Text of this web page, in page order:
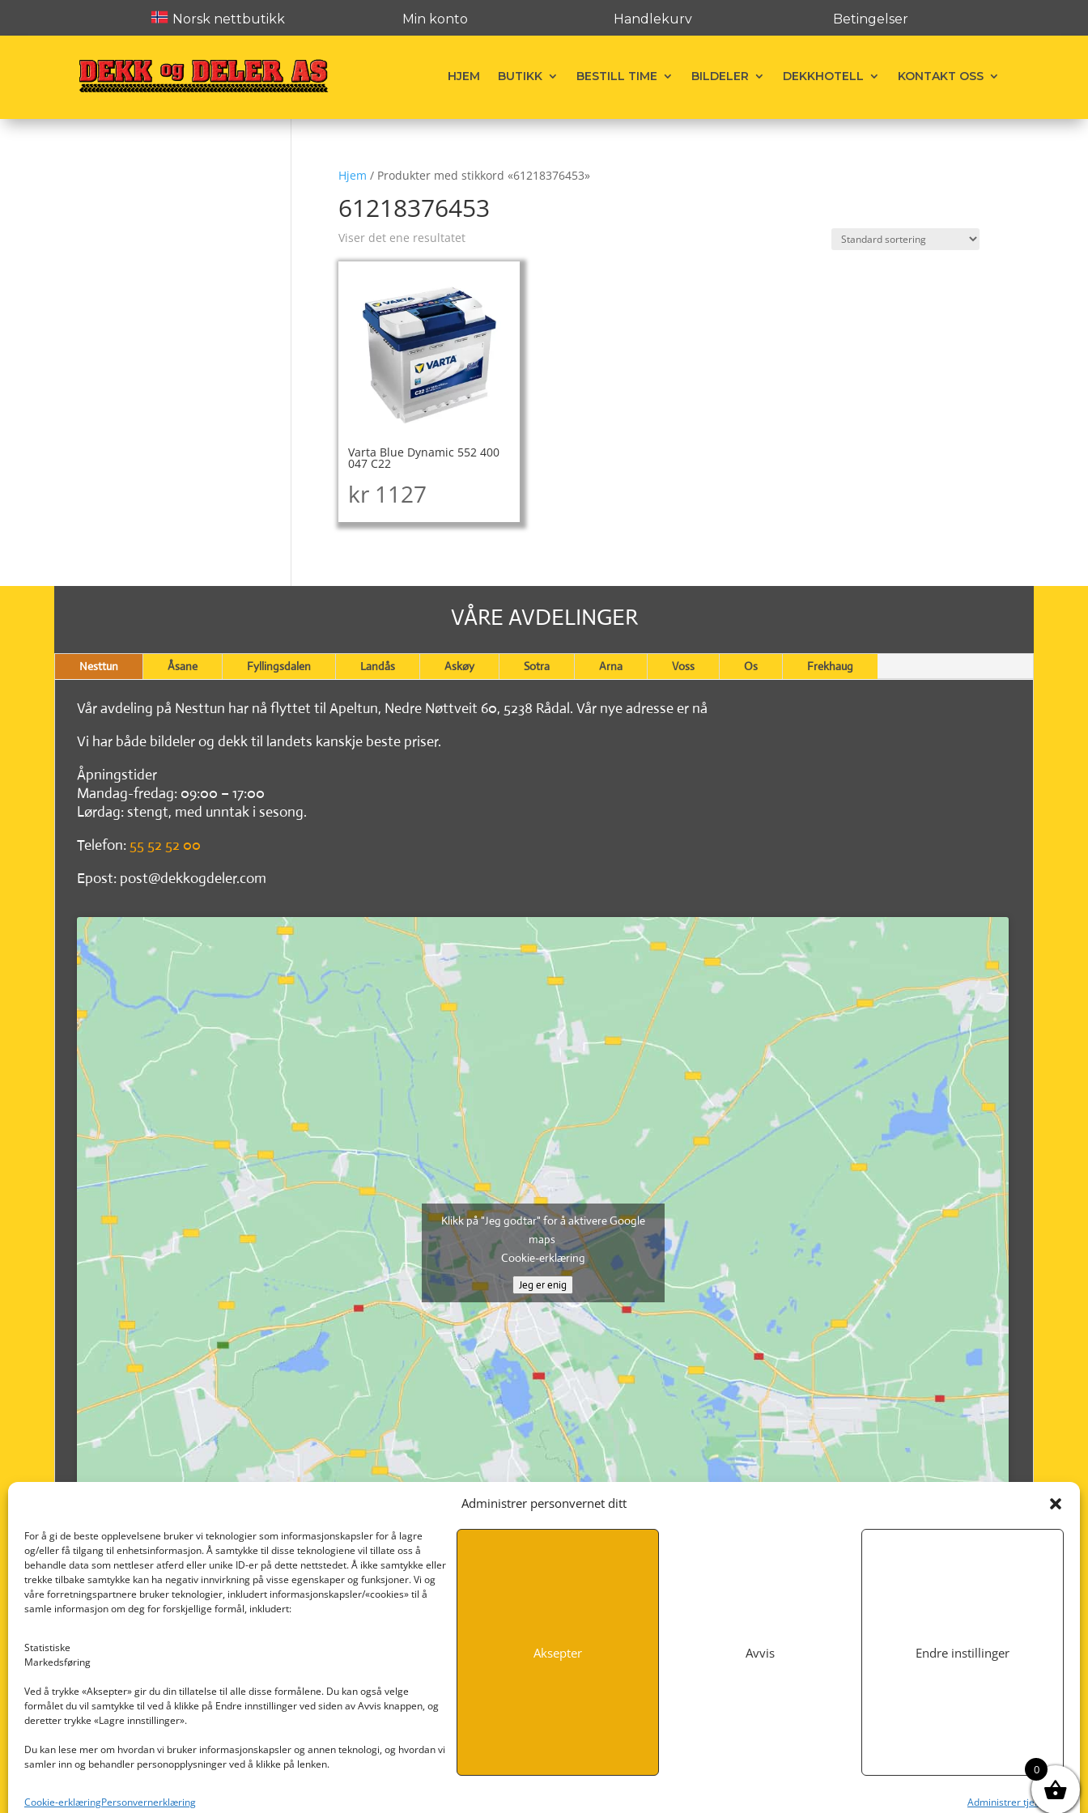
Administrer personvernet ditt
For å gi de beste opplevelsene bruker vi teknologier som informasjonskapsler for å lagre
og/eller få tilgang til enhetsinformasjon. Å samtykke til disse teknologiene vil tillate oss å
behandle data som nettleser atferd eller unike ID-er på dette nettstedet. Å ikke samtykke eller
trekke tilbake samtykke kan ha negativ innvirkning på visse egenskaper og funksjoner. Vi og
våre forretningspartnere bruker teknologier, inkludert informasjonskapsler/«cookies» til å
samle informasjon om deg for forskjellige formål, inkludert:
Statistiske
Markedsføring
Ved å trykke «Aksepter» gir du din tillatelse til alle disse formålene. Du kan også velge
formålet du vil samtykke til ved å klikke på Endre innstillinger ved siden av Avvis knappen, og
deretter trykke «Lagre innstillinger».
Du kan lese mer om hvordan vi bruker informasjonskapsler og annen teknologi, og hvordan vi
samler inn og behandler personopplysninger ved å klikke på lenken.
Administrer tjenester
Aksepter Avvis Endre instillinger
Cookie-erklæringPersonvernerklæring
Norsk nettbutikk Min konto Handlekurv Betingelser
HJEM BUTIKK BESTILL TIME BILDELER DEKKHOTELL KONTAKT OSS
Hjem / Produkter med stikkord «61218376453»
61218376453
Viser det ene resultatet
Varta Blue Dynamic 552 400
047 C22
kr1127
VÅRE AVDELINGER
Nesttun Åsane Fyllingsdalen Landås Askøy Sotra Arna Voss Os Frekhaug
Vår avdeling på Nesttun har nå flyttet til Apeltun, Nedre Nøttveit 60, 5238 Rådal. Vår nye adresse er nå
Vi har både bildeler og dekk til landets kanskje beste priser.
Åpningstider
Mandag-fredag: 09:00 – 17:00
Lørdag: stengt, med unntak i sesong.
Telefon: 55 52 52 00
Epost: post@dekkogdeler.com
Klikk på "Jeg godtar" for å aktivere Google
maps
Cookie-erklæring
Jeg er enig
Nedre Nøttveit 60, 5238 Rådal
Org. nr: 996430022
INFORMASJON
0